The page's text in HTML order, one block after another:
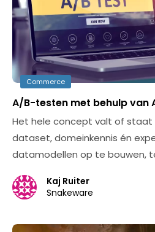
Commerce
A/B-testen met behulp van
Het hele concept valt of staat
dataset, domeinkennis én
datamodellen op te bouwen,
Kaj Ruiter
Snakeware